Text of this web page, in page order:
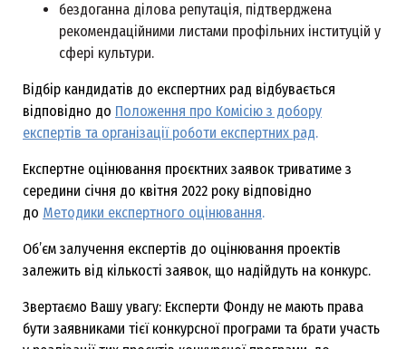
бездоганна ділова репутація, підтверджена
рекомендаційними листами профільних інституцій у
сфері культури.
Відбір кандидатів до експертних рад відбувається
відповідно до Положення про Комісію з добору
експертів та організації роботи експертних рад.
Експертне оцінювання проєктних заявок триватиме з
середини січня до квітня 2022 року відповідно
до Методики експертного оцінювання.
Об’єм залучення експертів до оцінювання проектів
залежить від кількості заявок, що надійдуть на конкурс.
Звертаємо Вашу увагу: Експерти Фонду не мають права
бути заявниками тієї конкурсної програми та брати участь